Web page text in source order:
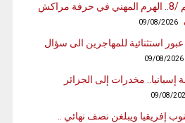
المعلم والصانع والمتعلم /8.. الهرم المهني في حرفة مراكش
09/08/2026
استثنائية للمهاجرين الى سؤال
09/08/2026
مخدرات إلى الجزائر
09/08/
إفريقيا ويبلغن نصف نهائي ..